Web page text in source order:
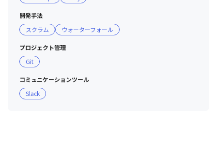
■ 社風
・提案が歓迎されており、決裁、リリースまでのスピード
が早いです
・エンタメ好きなメンバーが活躍中で、仕事外の雑談はエ
ンタメに関することが多いです
・それぞれがプライベートも大切にしているため、メンバ
ー同士で良い距離感をとりながら、尊重しあっています
開発手法
スクラム
ウォーターフォール
プロジェクト管理
Git
コミュニケーションツール
Slack